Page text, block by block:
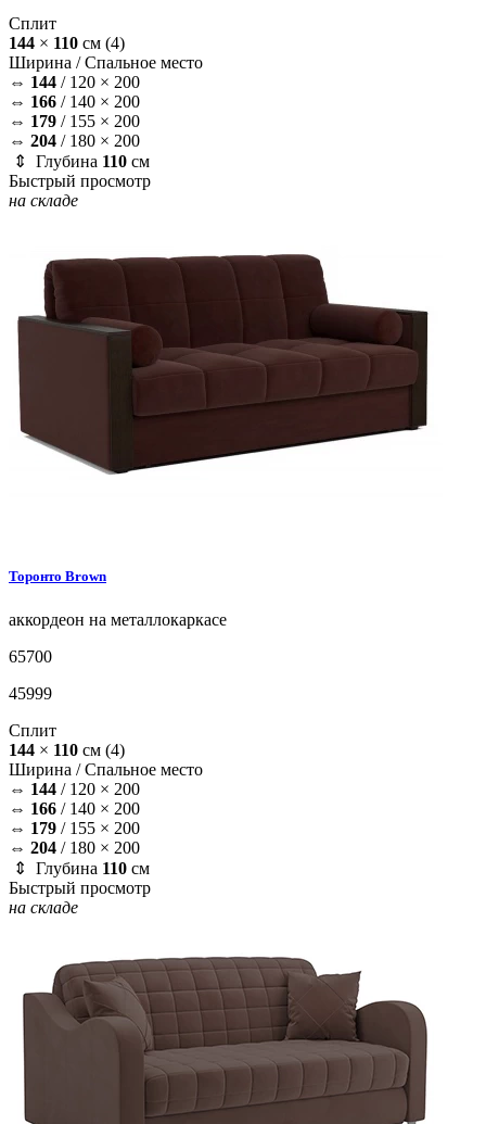
Сплит
144 × 110 см (4)
Ширина /Спальное место
⇔ 144 / 120 × 200
⇔ 166 / 140 × 200
⇔ 179 / 155 × 200
⇔ 204 / 180 × 200
⇕ Глубина 110 см
Быстрый просмотр
на складе
Торонто Brown
аккордеон на металлокаркасе
65700
45999
Сплит
144 × 110 см (4)
Ширина /Спальное место
⇔ 144 / 120 × 200
⇔ 166 / 140 × 200
⇔ 179 / 155 × 200
⇔ 204 / 180 × 200
⇕ Глубина 110 см
Быстрый просмотр
на складе